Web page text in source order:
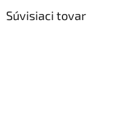
Súvisiaci tovar